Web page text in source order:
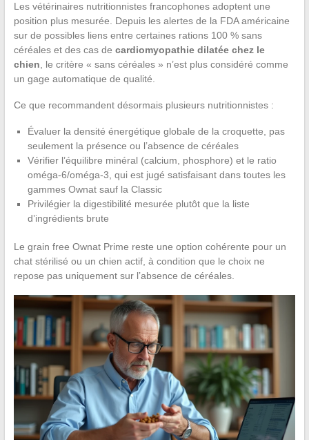
Les vétérinaires nutritionnistes francophones adoptent une
position plus mesurée. Depuis les alertes de la FDA américaine
sur de possibles liens entre certaines rations 100 % sans
céréales et des cas de cardiomyopathie dilatée chez le
chien , le critère « sans céréales » n’est plus considéré comme
un gage automatique de qualité.
Ce que recommandent désormais plusieurs nutritionnistes :
Évaluer la densité énergétique globale de la croquette, pas
seulement la présence ou l’absence de céréales
Vérifier l’équilibre minéral (calcium, phosphore) et le ratio
oméga-6/oméga-3, qui est jugé satisfaisant dans toutes les
gammes Ownat sauf la Classic
Privilégier la digestibilité mesurée plutôt que la liste
d’ingrédients brute
Le grain free Ownat Prime reste une option cohérente pour un
chat stérilisé ou un chien actif, à condition que le choix ne
repose pas uniquement sur l’absence de céréales.